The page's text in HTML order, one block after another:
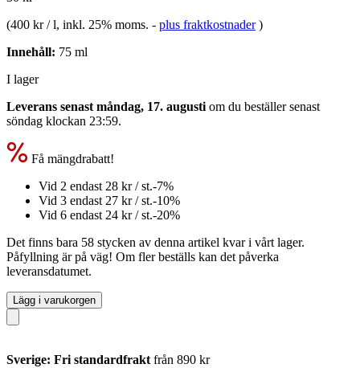
(400 kr / l, inkl. 25% moms. - plus fraktkostnader )
Innehåll: 75 ml
I lager
Leverans senast måndag, 17. augusti om du beställer senast
söndag klockan 23:59.
Få mängdrabatt!
Vid 2 endast 28 kr/ st.-7%
Vid 3 endast 27 kr/ st.-10%
Vid 6 endast 24 kr/ st.-20%
Det finns bara 58 stycken av denna artikel kvar i vårt lager.
Påfyllning är på väg! Om fler beställs kan det påverka
leveransdatumet.
Lägg i varukorgen
Sverige: Fri standardfrakt från 890 kr